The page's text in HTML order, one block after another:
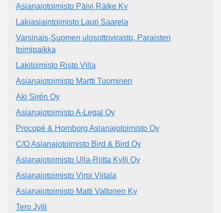
Asianajotoimisto Päivi Räike Ky
Lakiasiaintoimisto Lauri Saarela
Varsinais-Suomen ulosottovirasto, Paraisten
toimipaikka
Lakitoimisto Risto Villa
Asianajotoimisto Martti Tuominen
Aki Sirén Oy
Asianajotoimisto A-Legal Oy
Procopé & Hornborg Asianajotoimisto Oy
C/O Asianajotoimisto Bird & Bird Oy
Asianajotoimisto Ulla-Riitta Kylli Oy
Asianajotoimisto Virpi Viitala
Asianajotoimisto Matti Valtonen Ky
Tero Jylli